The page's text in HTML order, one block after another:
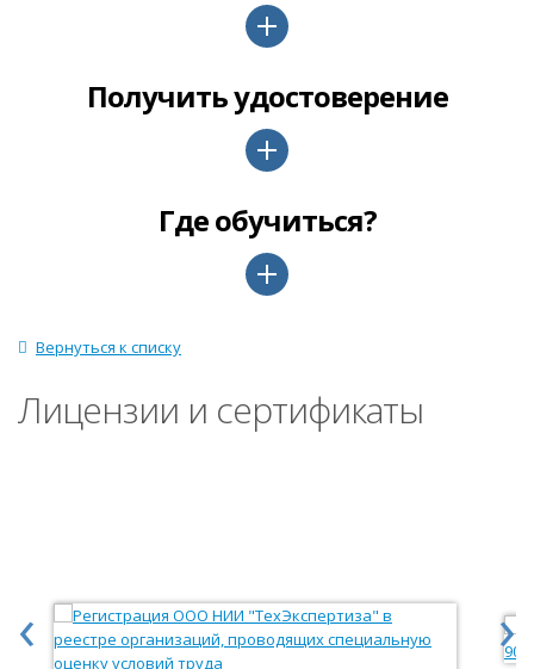
Получить удостоверение
Где обучиться?
Вернуться к списку
Лицензии и сертификаты
‹ ›